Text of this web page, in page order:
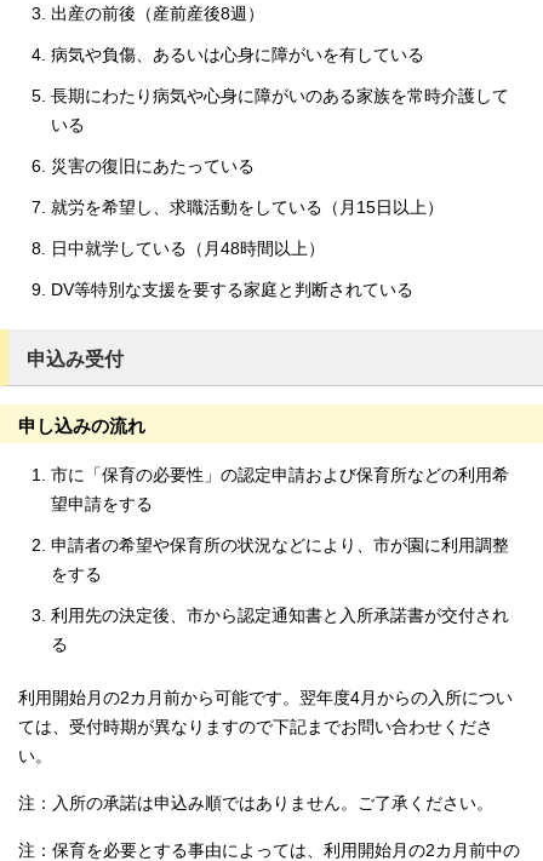
出産の前後（産前産後8週）
病気や負傷、あるいは心身に障がいを有している
長期にわたり病気や心身に障がいのある家族を常時介護して
いる
災害の復旧にあたっている
就労を希望し、求職活動をしている（月15日以上）
日中就学している（月48時間以上）
DV等特別な支援を要する家庭と判断されている
申込み受付
申し込みの流れ
市に「保育の必要性」の認定申請および保育所などの利用希
望申請をする
申請者の希望や保育所の状況などにより、市が園に利用調整
をする
利用先の決定後、市から認定通知書と入所承諾書が交付され
る
利用開始月の2カ月前から可能です。翌年度4月からの入所につい
ては、受付時期が異なりますので下記までお問い合わせくださ
い。
注：入所の承諾は申込み順ではありません。ご了承ください。
注：保育を必要とする事由によっては、利用開始月の2カ月前中の